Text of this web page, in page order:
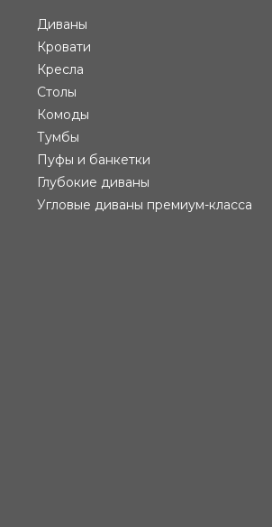
Диваны
Кровати
Кресла
Столы
Комоды
Тумбы
Пуфы и банкетки
Глубокие диваны
Угловые диваны премиум-класса